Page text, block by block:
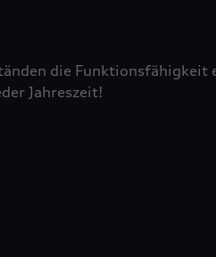
die Funktionsfähigkeit
Jahreszeit!